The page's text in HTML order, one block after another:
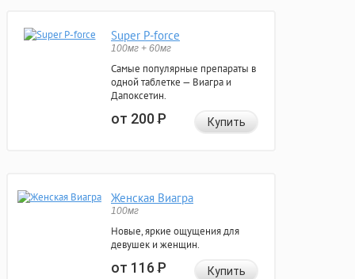
Super P-force
100мг + 60мг
Самые популярные препараты в
одной таблетке — Виагра и
Дапоксетин.
от 200Р Купить
Женская Виагра
100мг
Новые, яркие ощущения для
девушек и женщин.
от 116Р Купить